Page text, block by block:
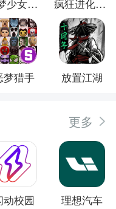
星梦少女换装 疯狂进化防卫战
梦猎手 放置江湖
更多
动校园 理想汽车